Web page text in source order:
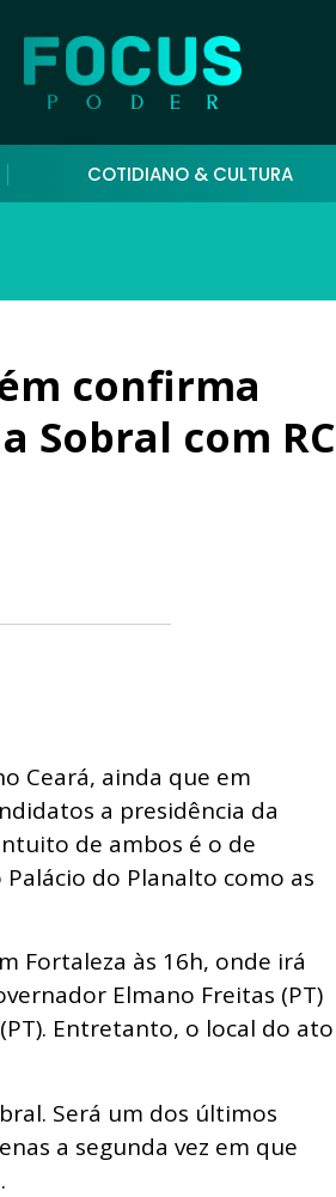
COTIDIANO & CULTURA
confirma
Sobral com RC
Ceará, ainda que em
a presidência da
de ambos é o de
do Planalto como as
Fortaleza às 16h, onde irá
Elmano Freitas (PT)
Entretanto, o local do ato
Será um dos últimos
a segunda vez em que